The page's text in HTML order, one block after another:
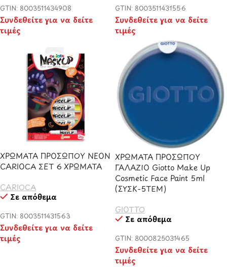
GTIN: 8003511434908
Συνδεθείτε για να δείτε
τιμές
GTIN: 8003511431556
Συνδεθείτε για να δείτε
τιμές
ΧΡΩΜΑΤΑ ΠΡΟΣΩΠΟΥ NEON
CARIOCA ΣΕΤ 6 ΧΡΩΜΑΤΑ
CARIOCA
Σε απόθεμα
GTIN: 8003511431563
Συνδεθείτε για να δείτε
τιμές
ΧΡΩΜΑΤΑ ΠΡΟΣΩΠΟΥ
ΓΑΛΑΖΙΟ Giotto Make Up
Cosmetic Face Paint 5ml
(ΣΥΣΚ-5ΤΕΜ)
GIOTTO
Σε απόθεμα
GTIN: 8000825031465
Συνδεθείτε για να δείτε
τιμές